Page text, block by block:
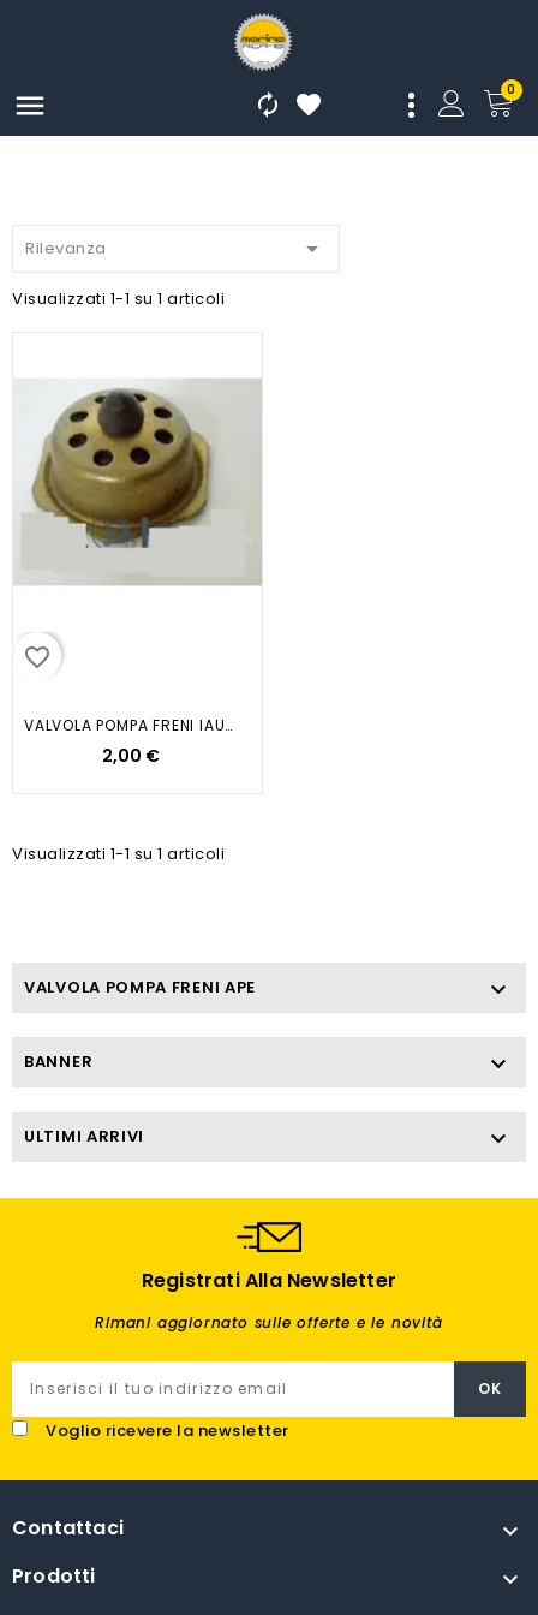
 0


Rilevanza 
Visualizzati 1-1 su 1 articoli
favorite_border
VALVOLA POMPA FRENI IAULICI APE...
2,00 €
Visualizzati 1-1 su 1 articoli
VALVOLA POMPA FRENI APE 
BANNER 
ULTIMI ARRIVI 
Registrati Alla Newsletter
Rimani aggiornato sulle offerte e le novità
Voglio ricevere la newsletter
Contattaci 
Prodotti 